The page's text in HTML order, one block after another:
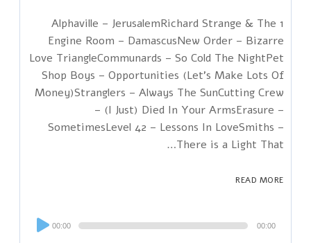
1 Alphaville – JerusalemRichard Strange & The
Engine Room – DamascusNew Order – Bizarre
Love TriangleCommunards – So Cold The NightPet
Shop Boys – Opportunities (Let's Make Lots Of
Money)Stranglers – Always The SunCutting Crew
– (I Just) Died In Your ArmsErasure –
SometimesLevel 42 – Lessons In LoveSmiths –
There is a Light That…
READ MORE
00:00 00:00